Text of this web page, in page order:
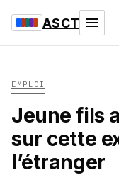
ASCT
EMPLOI
Jeune fils
sur cette
l’étranger